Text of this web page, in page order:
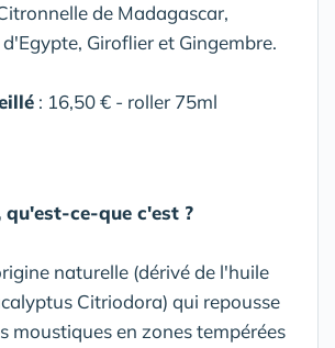
de Madagascar,
Giroflier et Gingembre.
: 16,50 € - roller 75ml
ce-que c'est ?
naturelle (dérivé de l'huile
Citriodora) qui repousse
moustiques en zones tempérées